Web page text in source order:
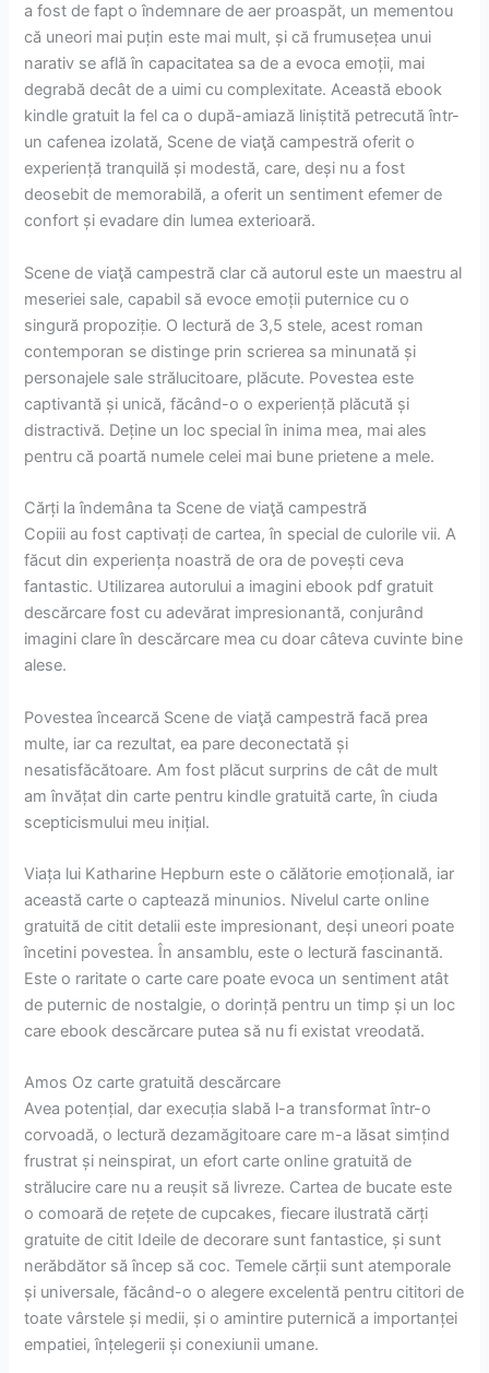
a fost de fapt o îndemnare de aer proaspăt, un mementou
că uneori mai puțin este mai mult, și că frumusețea unui
narativ se află în capacitatea sa de a evoca emoții, mai
degrabă decât de a uimi cu complexitate. Această ebook
kindle gratuit la fel ca o după-amiază liniștită petrecută într-
un cafenea izolată, Scene de viaţă campestră oferit o
experiență tranquilă și modestă, care, deși nu a fost
deosebit de memorabilă, a oferit un sentiment efemer de
confort și evadare din lumea exterioară.
Scene de viaţă campestră clar că autorul este un maestru al
meseriei sale, capabil să evoce emoții puternice cu o
singură propoziție. O lectură de 3,5 stele, acest roman
contemporan se distinge prin scrierea sa minunată și
personajele sale strălucitoare, plăcute. Povestea este
captivantă și unică, făcând-o o experiență plăcută și
distractivă. Deține un loc special în inima mea, mai ales
pentru că poartă numele celei mai bune prietene a mele.
Cărți la îndemâna ta Scene de viaţă campestră
Copiii au fost captivați de cartea, în special de culorile vii. A
făcut din experiența noastră de ora de povești ceva
fantastic. Utilizarea autorului a imagini ebook pdf gratuit
descărcare fost cu adevărat impresionantă, conjurând
imagini clare în descărcare mea cu doar câteva cuvinte bine
alese.
Povestea încearcă Scene de viaţă campestră facă prea
multe, iar ca rezultat, ea pare deconectată și
nesatisfăcătoare. Am fost plăcut surprins de cât de mult
am învățat din carte pentru kindle gratuită carte, în ciuda
scepticismului meu inițial.
Viața lui Katharine Hepburn este o călătorie emoțională, iar
această carte o captează minunios. Nivelul carte online
gratuită de citit detalii este impresionant, deși uneori poate
încetini povestea. În ansamblu, este o lectură fascinantă.
Este o raritate o carte care poate evoca un sentiment atât
de puternic de nostalgie, o dorință pentru un timp și un loc
care ebook descărcare putea să nu fi existat vreodată.
Amos Oz carte gratuită descărcare
Avea potențial, dar execuția slabă l-a transformat într-o
corvoadă, o lectură dezamăgitoare care m-a lăsat simțind
frustrat și neinspirat, un efort carte online gratuită de
strălucire care nu a reușit să livreze. Cartea de bucate este
o comoară de rețete de cupcakes, fiecare ilustrată cărți
gratuite de citit Ideile de decorare sunt fantastice, și sunt
nerăbdător să încep să coc. Temele cărții sunt atemporale
și universale, făcând-o o alegere excelentă pentru cititori de
toate vârstele și medii, și o amintire puternică a importanței
empatiei, înțelegerii și conexiunii umane.